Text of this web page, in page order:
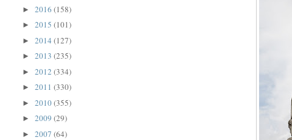
►2016(158)
►2015(101)
►2014(127)
►2013(235)
►2012(334)
►2011(330)
►2010(355)
►2009(29)
►2007(64)